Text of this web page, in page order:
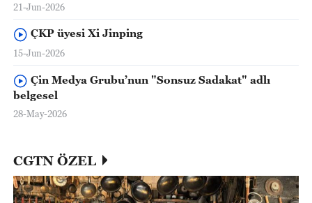
21-Jun-2026
ÇKP üyesi Xi Jinping
15-Jun-2026
Çin Medya Grubu’nun "Sonsuz Sadakat" adlı
belgesel
28-May-2026
CGTN ÖZEL